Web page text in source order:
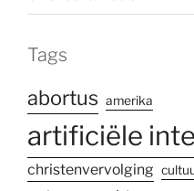
Tags
abortus amerika
artificiële
christenvervolging